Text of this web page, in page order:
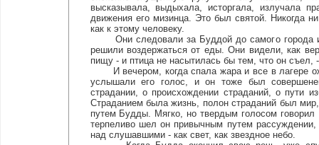
высказывала, выдыхала, исторгала, излучала
движения его мизинца. Это был святой. Никогда
как к этому человеку.
Они следовали за Буддой до самого города и
решили воздержаться от еды. Они видели, как
пищу - и птица не насытилась бы тем, что он съел,
И вечером, когда спала жара и все в лагере
услышали его голос, и он тоже был
страдании, о происхождении страданий, о пути
Страданием была жизнь, полон страданий был мир,
путем Будды. Мягко, но твердым голосом
терпеливо шел он привычным путем рассуждении,
над слушавшими - как свет, как звездное небо.